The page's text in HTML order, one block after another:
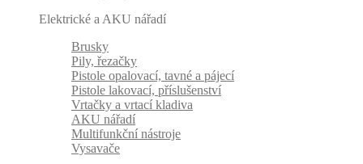
Elektrické a AKU nářadí
Brusky
Pily, řezačky
Pistole opalovací, tavné a pájecí
Pistole lakovací, příslušenství
Vrtačky a vrtací kladiva
AKU nářadí
Multifunkční nástroje
Vysavače